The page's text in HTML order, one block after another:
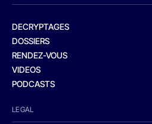
DECRYPTAGES
DOSSIERS
RENDEZ-VOUS
VIDEOS
PODCASTS
LEGAL